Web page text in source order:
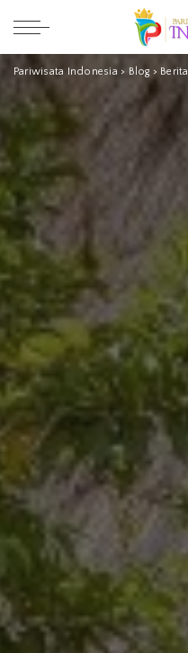
Pariwisata Indonesia > Blog > Berita